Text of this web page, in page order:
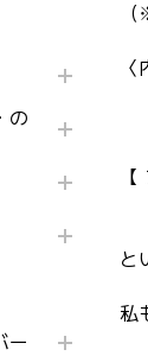
の
ー
と
私